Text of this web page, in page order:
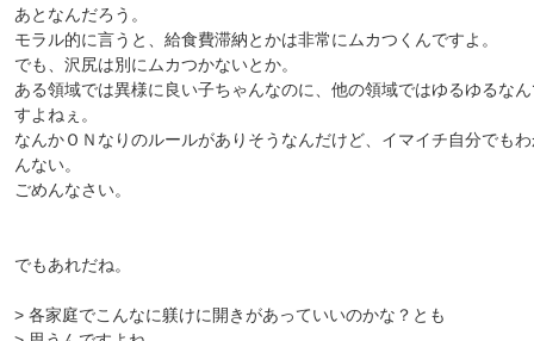
あとなんだろう。
モラル的に言うと、給食費滞納とかは非常にムカつくんですよ。
でも、沢尻は別にムカつかないとか。
ある領域では異様に良い子ちゃんなのに、他の領域ではゆるゆるな
すよねぇ。
なんかＯＮなりのルールがありそうなんだけど、イマイチ自分でも
んない。
ごめんなさい。
でもあれだね。
> 各家庭でこんなに躾けに開きがあっていいのかな？とも